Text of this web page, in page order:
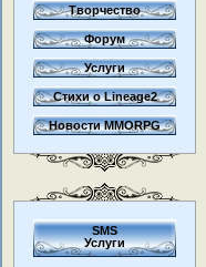
Творчество
Форум
Услуги
Стихи о Lineage2
Новости MMORPG
SMS
Услуги